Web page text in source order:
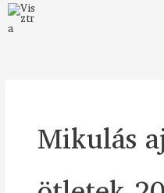
Skip
to
Mikulás